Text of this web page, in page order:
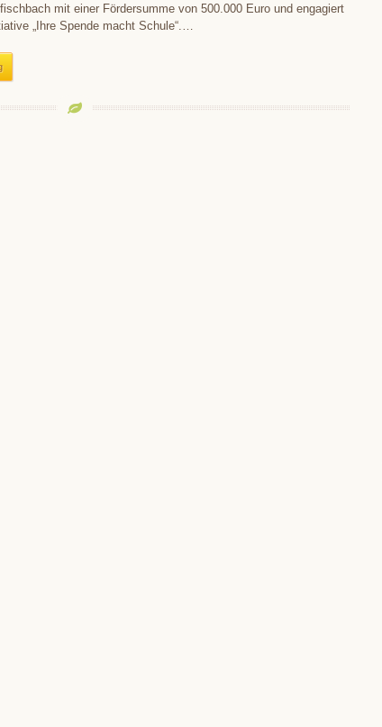
mit einer Fördersumme von 500.000 Euro und engagiert
„Ihre Spende macht Schule“.…